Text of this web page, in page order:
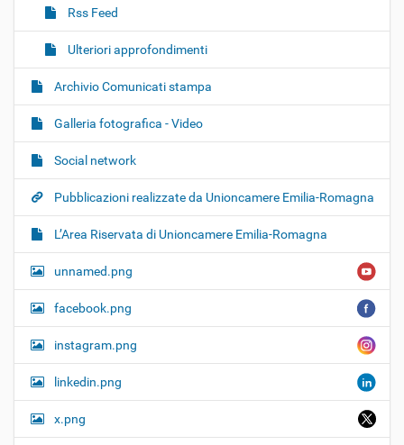
Rss Feed
Ulteriori approfondimenti
Archivio Comunicati stampa
Galleria fotografica - Video
Social network
Pubblicazioni realizzate da Unioncamere Emilia-Romagna
L’Area Riservata di Unioncamere Emilia-Romagna
unnamed.png
facebook.png
instagram.png
linkedin.png
x.png